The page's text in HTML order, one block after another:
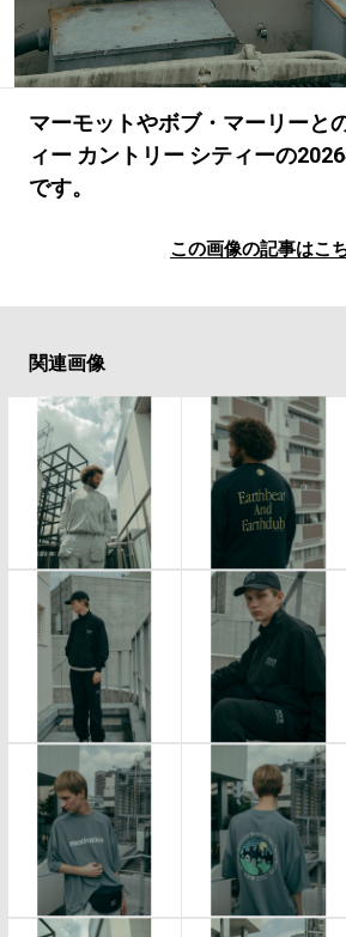
マーモットやボブ・マーリーと
ィー カントリー シティーの
です。
この画像の記事はこ
関連画像